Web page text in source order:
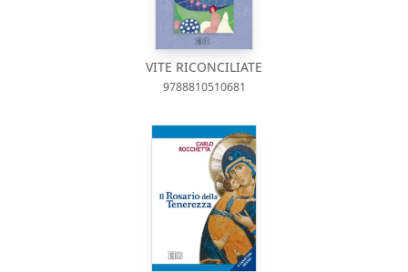
VITE RICONCILIATE
9788810510681